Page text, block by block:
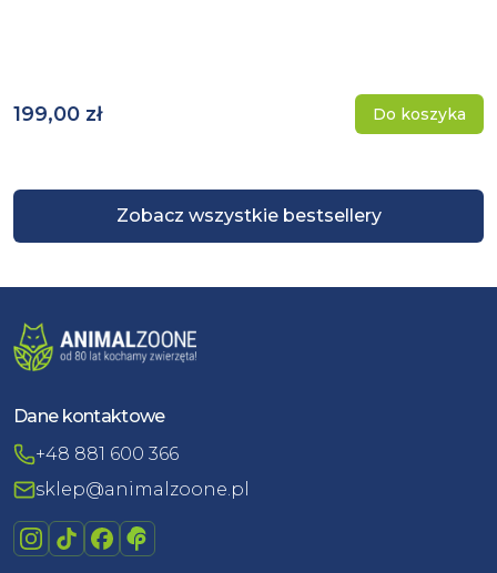
Zobacz wszystkie bestsellery
199,00 zł Do koszyka
Dane kontaktowe
+48 881 600 366
sklep@animalzoone.pl